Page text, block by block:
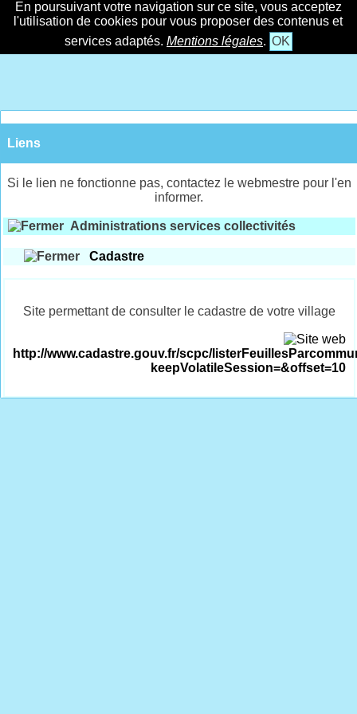
En poursuivant votre navigation sur ce site, vous acceptez
l'utilisation de cookies pour vous proposer des contenus et
services adaptés. Mentions légales. OK
Liens
Si le lien ne fonctionne pas, contactez le webmestre pour l'en
informer.
Administrations services collectivités
Cadastre
Site permettant de consulter le cadastre de votre village
http://www.cadastre.gouv.fr/scpc/
keepVolatileSession=&offset=10